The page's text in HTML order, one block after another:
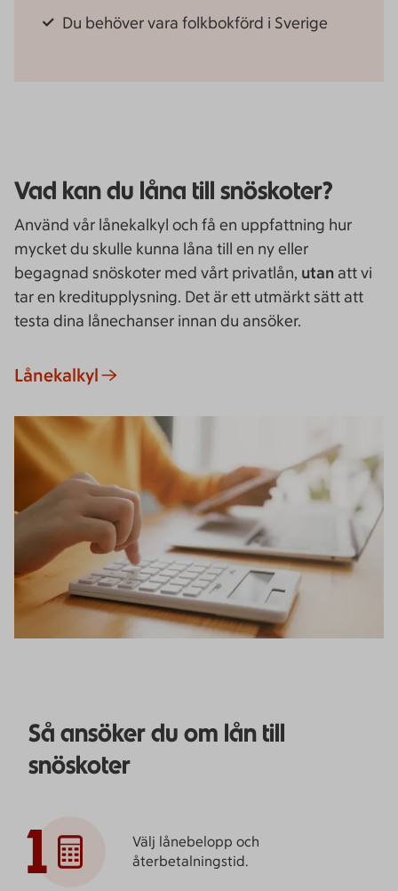
Du behöver vara folkbokförd i Sverige
Vad kan du låna till snöskoter?
Använd vår lånekalkyl och få en uppfattning hur
mycket du skulle kunna låna till en ny eller
begagnad snöskoter med vårt privatlån, utan att vi
tar en kreditupplysning. Det är ett utmärkt sätt att
testa dina lånechanser innan du ansöker.
Lånekalkyl
Så ansöker du om lån till
snöskoter
1
Välj lånebelopp och
återbetalningstid.